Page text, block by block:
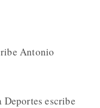
Antonio
Deportes escribe